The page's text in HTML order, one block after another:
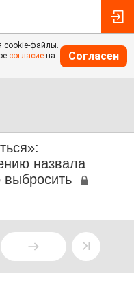
cookie-файлы.
согласие на
Согласен
назвала